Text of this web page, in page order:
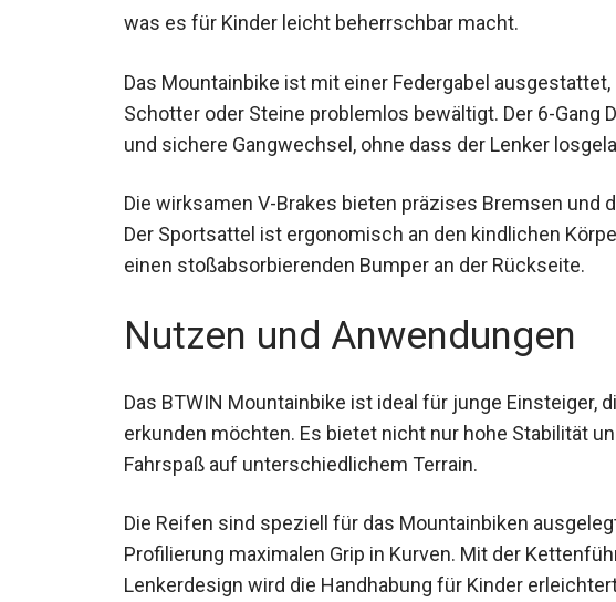
was es für Kinder leicht beherrschbar macht.
Das Mountainbike ist mit einer Federgabel
Schotter oder Steine problemlos bewältigt. Der 6-
einfache und sichere Gangwechsel, ohne dass der
Die wirksamen V-Brakes bieten präzises Bremsen und
Der Sportsattel ist ergonomisch an den kindlichen
einen stoßabsorbierenden Bumper an der Rückseite.
Nutzen und Anwendungen
Das BTWIN Mountainbike ist ideal für junge Einsteiger,
erkunden möchten. Es bietet nicht nur hohe Stabilität
Fahrspaß auf unterschiedlichem Terrain.
Die Reifen sind speziell für das Mountainbiken
Profilierung maximalen Grip in Kurven. Mit der
Lenkerdesign wird die Handhabung für Kinder